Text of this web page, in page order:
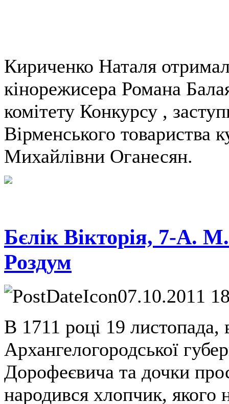
Кириченко Наталя
кінорежисера Романа
комітету Конкурсу ,
Вірменського товариства
Михайлівни Оганесян.
Бєлік Вікторія, 7-А.
Роздум
07.10.2011
В 1711 році 19 листопада,
Архангелогородської
Дорофеєвича та дочки
народився хлопчик,